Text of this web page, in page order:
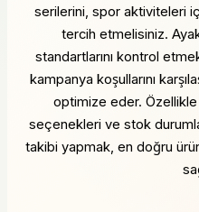
serilerini, spor aktiviteleri
tercih etmelisiniz.
standartlarını kontrol
kampanya koşullarını
optimize eder.
seçenekleri ve stok
takibi yapmak, en doğru